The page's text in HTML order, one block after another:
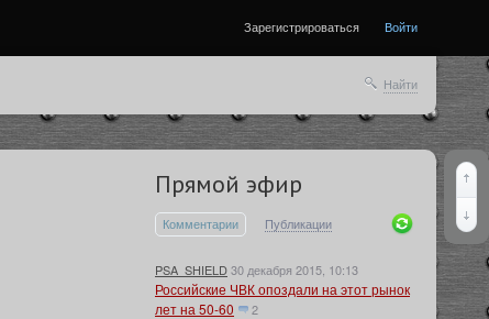
Зарегистрироваться Войти
Найти
Прямой эфир
Комментарии Публикации
PSA_SHIELD30 декабря 2015, 10:13
Российские ЧВК опоздали на этот рынок
лет на 50-60
2